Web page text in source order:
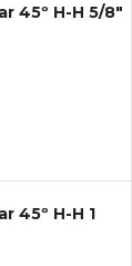
45º H-H 5/8″
45º H-H 1